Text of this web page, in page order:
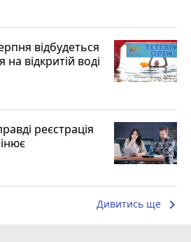
відбудеться
на відкритій воді
реєстрація
Дивитись ще keyboard_arrow_right